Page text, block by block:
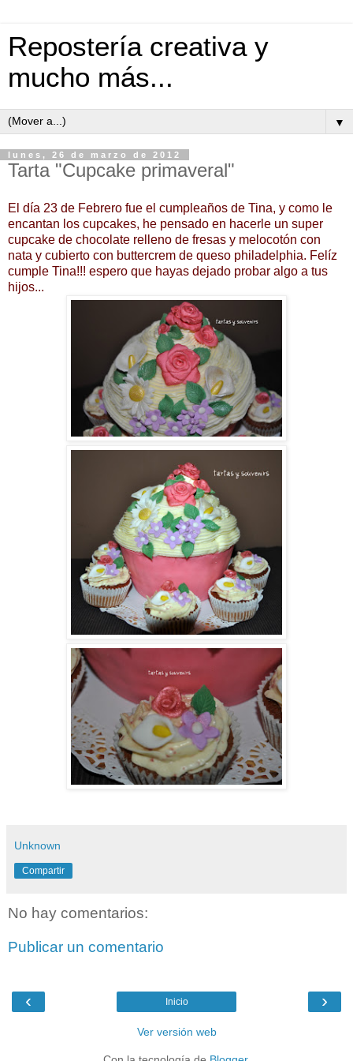
Repostería creativa y
mucho más...
▼
lunes, 26 de marzo de 2012
Tarta "Cupcake primaveral"
El día 23 de Febrero fue el cumpleaños de Tina, y como le
encantan los cupcakes, he pensado en hacerle un super
cupcake de chocolate relleno de fresas y melocotón con
nata y cubierto con buttercrem de queso philadelphia. Felíz
cumple Tina!!! espero que hayas dejado probar algo a tus
hijos...
Unknown
Compartir
No hay comentarios:
Publicar un comentario
‹ ›
Inicio
Ver versión web